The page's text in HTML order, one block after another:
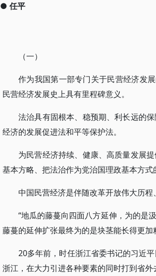
● 任平
（一）
作为我国第一部专门关于民营经济发
民营经济发展史上具有里程碑意义。
法治具有固根本、稳预期、利长远的
经济的发展促进法和平等保护法。
为民营经济持续、健康、高质量发展
基本方略、把法治作为党治国理政基本方式
中国民营经济是伴随改革开放伟大历程
“地瓜的藤蔓向四面八方延伸，为的是
藤蔓的延伸扩张最终为的是块茎能长得更加
20多年前，时任浙江省委书记的习近
浙江，在大力引进各种要素的同时打到省外